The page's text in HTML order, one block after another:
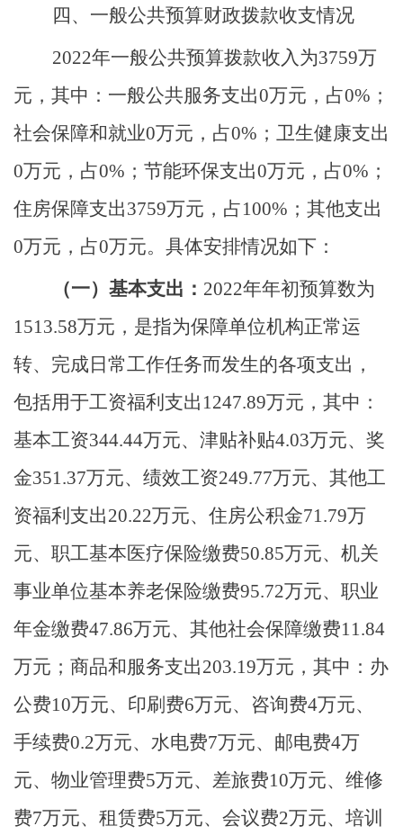
四、一般公共预算财政拨款收支情况
2022年一般公共预算拨款收入为3759万
元，其中：一般公共服务支出0万元，占0%；
社会保障和就业0万元，占0%；卫生健康支出
0万元，占0%；节能环保支出0万元，占0%；
住房保障支出3759万元，占100%；其他支出
0万元，占0万元。具体安排情况如下：
（一）基本支出： 2022年年初预算数为
1513.58万元，是指为保障单位机构正常运
转、完成日常工作任务而发生的各项支出，
包括用于工资福利支出1247.89万元，其中：
基本工资344.44万元、津贴补贴4.03万元、奖
金351.37万元、绩效工资249.77万元、其他工
资福利支出20.22万元、住房公积金71.79万
元、职工基本医疗保险缴费50.85万元、机关
事业单位基本养老保险缴费95.72万元、职业
年金缴费47.86万元、其他社会保障缴费11.84
万元；商品和服务支出203.19万元，其中：办
公费10万元、印刷费6万元、咨询费4万元、
手续费0.2万元、水电费7万元、邮电费4万
元、物业管理费5万元、差旅费10万元、维修
费7万元、租赁费5万元、会议费2万元、培训